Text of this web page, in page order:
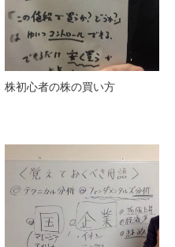
株初心者の株の買い方